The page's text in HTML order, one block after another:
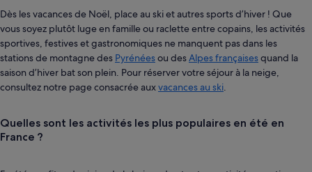
Dès les vacances de Noël, place au ski et autres sports d’hiver ! Que
vous soyez plutôt luge en famille ou raclette entre copains, les activités
sportives, festives et gastronomiques ne manquent pas dans les
stations de montagne des Pyrénéesou desAlpes françaisesquand la
saison d’hiver bat son plein. Pour réserver votre séjour à la neige,
consultez notre page consacrée auxvacances au ski
Quelles sont les activités les plus populaires en été en
France ?